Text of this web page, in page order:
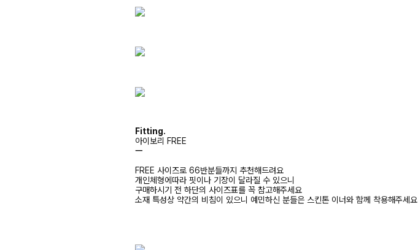
Fitting.
아이보리 FREE
ㅡ
FREE 사이즈로 66반분들까지 추천해드려요
개인체형에따라 핏이나 기장이 달라질 수 있으니
구매하시기 전 하단의 사이즈표를 꼭 참고해주세요
소재 특성상 약간의 비침이 있으니 예민하신 분들은 스킨톤 이너와 함께 착용해주세요